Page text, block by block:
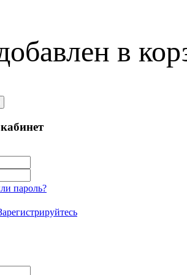
в
пароль?